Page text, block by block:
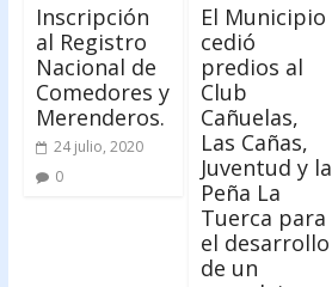
Inscripción
al Registro
Nacional de
Comedores y
Merenderos.
24 julio, 2020
0
El Municipio
cedió
predios al
Club
Cañuelas,
Las Cañas,
Juventud y la
Peña La
Tuerca para
el desarrollo
de un